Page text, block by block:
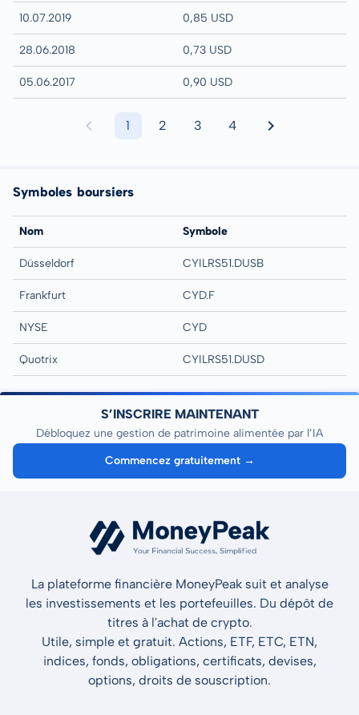
10.07.2019 0,85 USD
28.06.2018 0,73 USD
05.06.2017 0,90 USD
1 2 3 4
Symboles boursiers
Nom Symbole
Düsseldorf CYILRS51.DUSB
Frankfurt CYD.F
NYSE CYD
Quotrix CYILRS51.DUSD
S’INSCRIRE MAINTENANT
Débloquez une gestion de patrimoine alimentée par l’IA
Commencez gratuitement →
La plateforme financière MoneyPeak suit et analyse
les investissements et les portefeuilles. Du dépôt de
titres à l'achat de crypto.
Utile, simple et gratuit. Actions, ETF, ETC, ETN,
indices, fonds, obligations, certificats, devises,
options, droits de souscription.